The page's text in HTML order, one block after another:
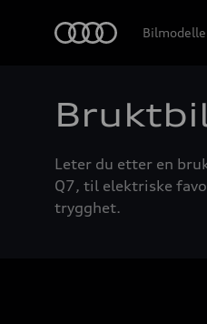
Leter du etter en
Q7, til elektriske
trygghet.